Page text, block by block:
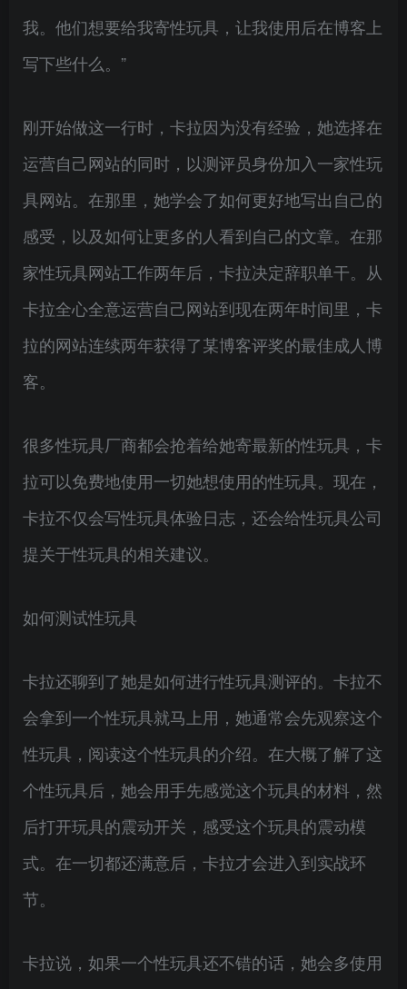
我。他们想要给我寄性玩具，让我使用后在博客上
写下些什么。”
刚开始做这一行时，卡拉因为没有经验，她选择在
运营自己网站的同时，以测评员身份加入一家性玩
具网站。在那里，她学会了如何更好地写出自己的
感受，以及如何让更多的人看到自己的文章。在那
家性玩具网站工作两年后，卡拉决定辞职单干。从
卡拉全心全意运营自己网站到现在两年时间里，卡
拉的网站连续两年获得了某博客评奖的最佳成人博
客。
很多性玩具厂商都会抢着给她寄最新的性玩具，卡
拉可以免费地使用一切她想使用的性玩具。现在，
卡拉不仅会写性玩具体验日志，还会给性玩具公司
提关于性玩具的相关建议。
如何测试性玩具
卡拉还聊到了她是如何进行性玩具测评的。卡拉不
会拿到一个性玩具就马上用，她通常会先观察这个
性玩具，阅读这个性玩具的介绍。在大概了解了这
个性玩具后，她会用手先感觉这个玩具的材料，然
后打开玩具的震动开关，感受这个玩具的震动模
式。在一切都还满意后，卡拉才会进入到实战环
节。
卡拉说，如果一个性玩具还不错的话，她会多使用